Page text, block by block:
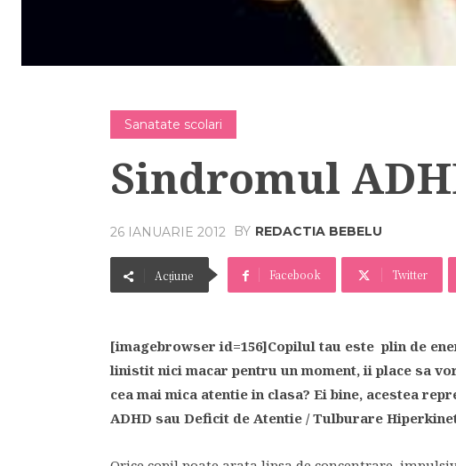
Sanatate scolari
Sindromul
26 IANUARIE 2012 BY REDACTIA BEBELU
Acțiune Facebook Twitter
[imagebrowser id=156]Copilul tau este plin de
linistit nici macar pentru un moment, ii place sa
cea mai mica atentie in clasa? Ei bine, acestea
ADHD sau Deficit de Atentie / Tulburare